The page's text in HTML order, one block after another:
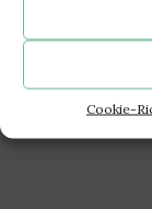
Cookie-
was für ein